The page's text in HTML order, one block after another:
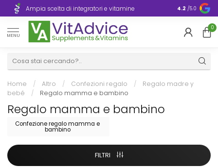
Ampia scelta di integratori e vitamine Consegna
Europa
4.2 /5.0
MENU
0
Home / Altro / Confezioni regalo /
Regalo madre y
bebé
/ Regalo mamma e bambino
Regalo mamma e bambino
Confezione regalo mamma e
bambino
FILTRI